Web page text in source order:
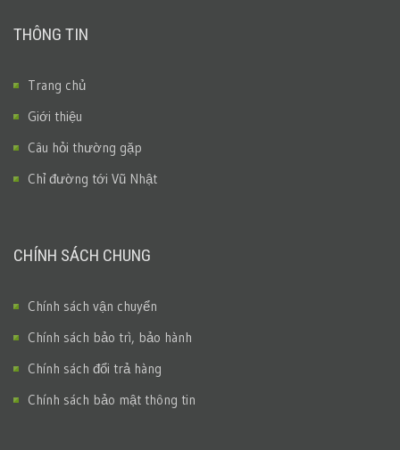
THÔNG TIN
Trang chủ
Giới thiệu
Câu hỏi thường gặp
Chỉ đường tới Vũ Nhật
CHÍNH SÁCH CHUNG
Chính sách vận chuyển
Chính sách bảo trì, bảo hành
Chính sách đổi trả hàng
Chính sách bảo mật thông tin